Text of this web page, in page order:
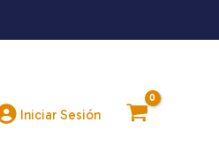
Iniciar Sesión